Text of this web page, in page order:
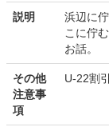
説明
浜辺に
こに佇
お話。
その他
注意事
項
U-22割